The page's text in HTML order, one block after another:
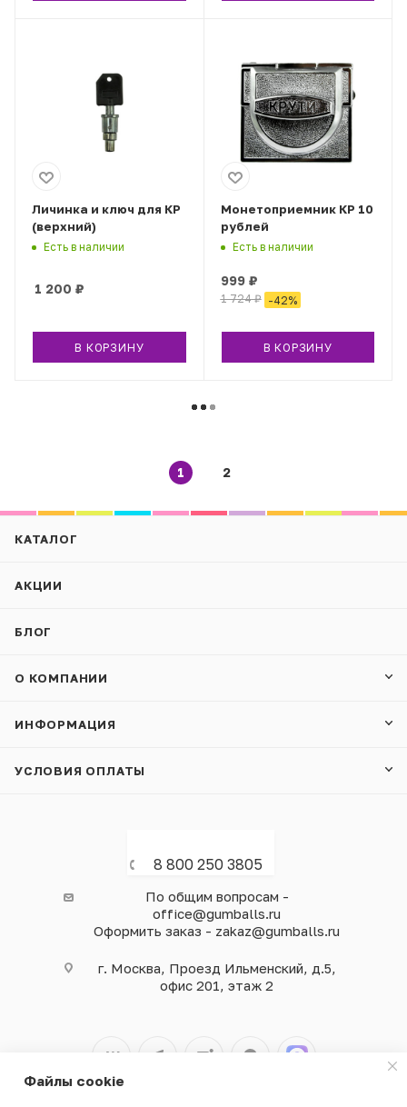
Личинка и ключ для КР
(верхний)
Есть в наличии
1 200 ₽
В КОРЗИНУ
Монетоприемник КР 10
рублей
Есть в наличии
999₽
1 724₽ -42%
В КОРЗИНУ
1 2
КАТАЛОГ
АКЦИИ
БЛОГ
О КОМПАНИИ
ИНФОРМАЦИЯ
УСЛОВИЯ ОПЛАТЫ
8 800 250 3805
По общим вопросам -
office@gumballs.ru
Оформить заказ - zakaz@gumballs.ru
г. Москва, Проезд Ильменский, д.5,
офис 201, этаж 2
Файлы cookie